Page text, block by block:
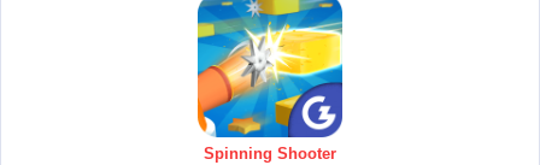
Spinning Shooter